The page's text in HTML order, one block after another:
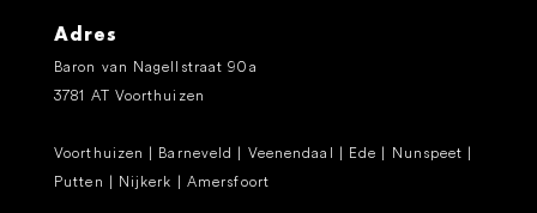
Adres
Baron van Nagellstraat 90a
3781 AT Voorthuizen
Voorthuizen | Barneveld | Veenendaal | Ede | Nunspeet |
Putten | Nijkerk | Amersfoort